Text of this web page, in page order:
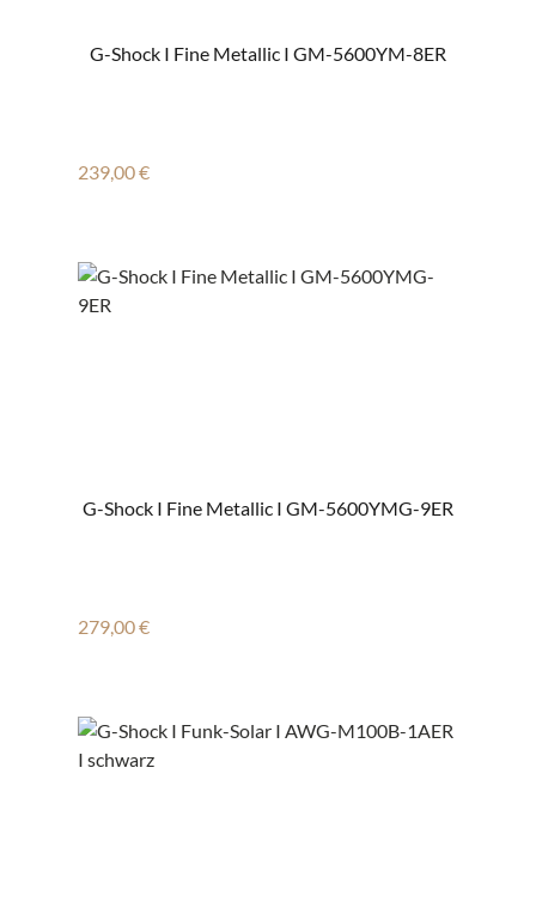
G-Shock I Fine Metallic I GM-5600YM-8ER
Regulärer Preis:
239,00 €
G-Shock I Fine Metallic I GM-5600YMG-9ER
Regulärer Preis:
279,00 €